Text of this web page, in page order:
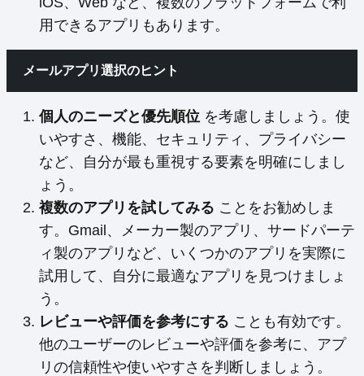
用できるアプリもあります。
メールアプリ選択のヒント
個人のニーズと優先順位 を考慮しましょう。使
いやすさ、機能、セキュリティ、プライバシー
など、自分が最も重視する要素を明確にしまし
ょう。
複数のアプリを試してみる ことをお勧めしま
す。Gmail、メーカー製のアプリ、サードパーテ
ィ製のアプリなど、いくつかのアプリを実際に
試用して、自分に最適なアプリを見つけましょ
う。
レビューや評価を参考にする ことも有効です。
他のユーザーのレビューや評価を参考に、アプ
リの信頼性や使いやすさを判断しましょう。